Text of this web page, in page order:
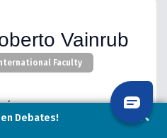
Vainrub
Faculty
en Debates!